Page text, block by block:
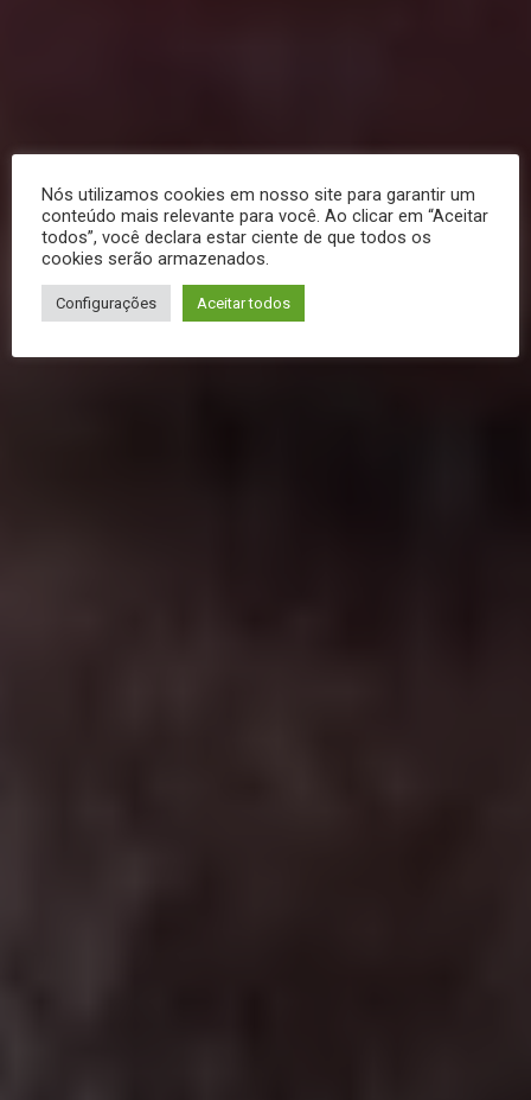
Nós utilizamos cookies em nosso site para garantir um
conteúdo mais relevante para você. Ao clicar em “Aceitar
todos”, você declara estar ciente de que todos os
cookies serão armazenados.
Configurações Aceitar todos